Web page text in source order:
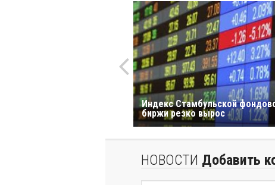
Индекс Стамбульской
биржи резко вырос
НОВОСТИ Добавить